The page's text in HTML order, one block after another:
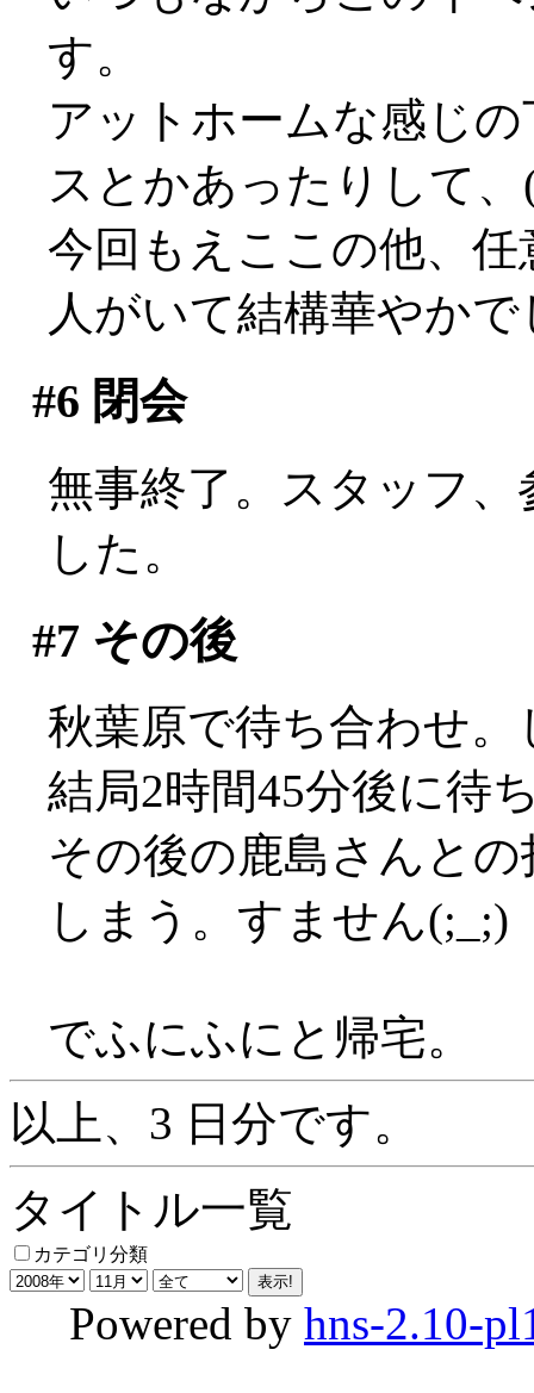
す。
アットホームな感じ
スとかあったりして、
今回もえここの他、
人がいて結構華やか
#6 閉会
無事終了。スタッフ
した。
#7 その後
秋葉原で待ち合わせ
結局2時間45分後に待
その後の鹿島さんと
しまう。すません(;_;)
でふにふにと帰宅。
以上、3 日分です。
タイトル一覧
カテゴリ分類
Powered by hns-2.10-